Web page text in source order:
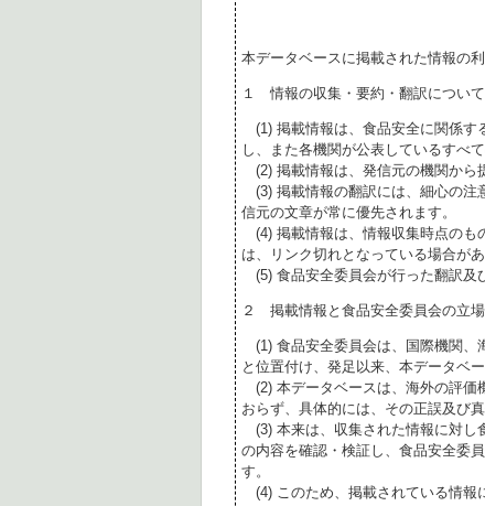
本データベースに掲載された情報の
１ 情報の収集・要約・翻訳について
(1) 掲載情報は、食品安全に関係す
し、また各機関が公表しているすべ
(2) 掲載情報は、発信元の機関から
(3) 掲載情報の翻訳には、細心の注
信元の文章が常に優先されます。
(4) 掲載情報は、情報収集時点のも
は、リンク切れとなっている場合があ
(5) 食品安全委員会が行った翻訳及
２ 掲載情報と食品安全委員会の立
(1) 食品安全委員会は、国際機関、
と位置付け、発足以来、本データベ
(2) 本データベースは、海外の評価
おらず、具体的には、その正誤及び
(3) 本来は、収集された情報に対し
の内容を確認・検証し、食品安全委
す。
(4) このため、掲載されている情報